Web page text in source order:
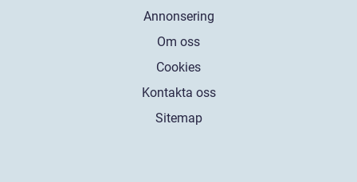
Annonsering
Om oss
Cookies
Kontakta oss
Sitemap